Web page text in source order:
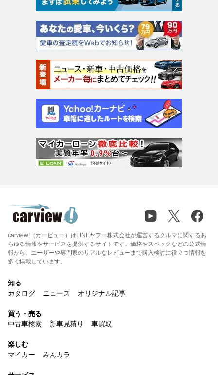
carview!（カービュー）はLINEヤフー株式会社が運営するクルマに関するあ
らゆる情報やサービスを提供するサイトです。価格やスペックなどの公式情
報から、ユーザーや専門家のリアルなレビューまで購入検討に役立つ情報を
多く掲載しています。
知る
カタログ
ニュース オリジナル記事
買う・売る
中古車検索
新車見積り 車買取
楽しむ
マイカー
みんカラ